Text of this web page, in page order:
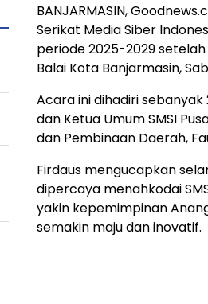
BANJARMASIN,
Serikat Media Siber
periode 2025-2029
Balai Kota Banjarmasin,
Acara ini dihadiri
dan Ketua Umum SMSI
dan Pembinaan Daerah,
Firdaus mengucapkan
dipercaya menahkodai
yakin kepemimpinan
semakin maju dan inovatif.